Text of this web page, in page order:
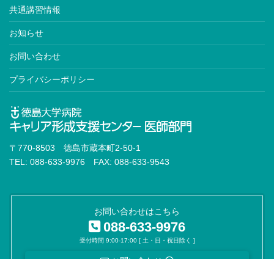
共通講習情報
お知らせ
お問い合わせ
プライバシーポリシー
〒770-8503 徳島市蔵本町2-50-1
TEL: 088-633-9976 FAX: 088-633-9543
お問い合わせはこちら
088-633-9976
受付時間 9:00-17:00 [ 土・日・祝日除く ]